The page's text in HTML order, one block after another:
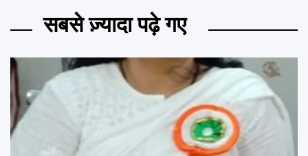
सबसे ज़्यादा पढ़े गए